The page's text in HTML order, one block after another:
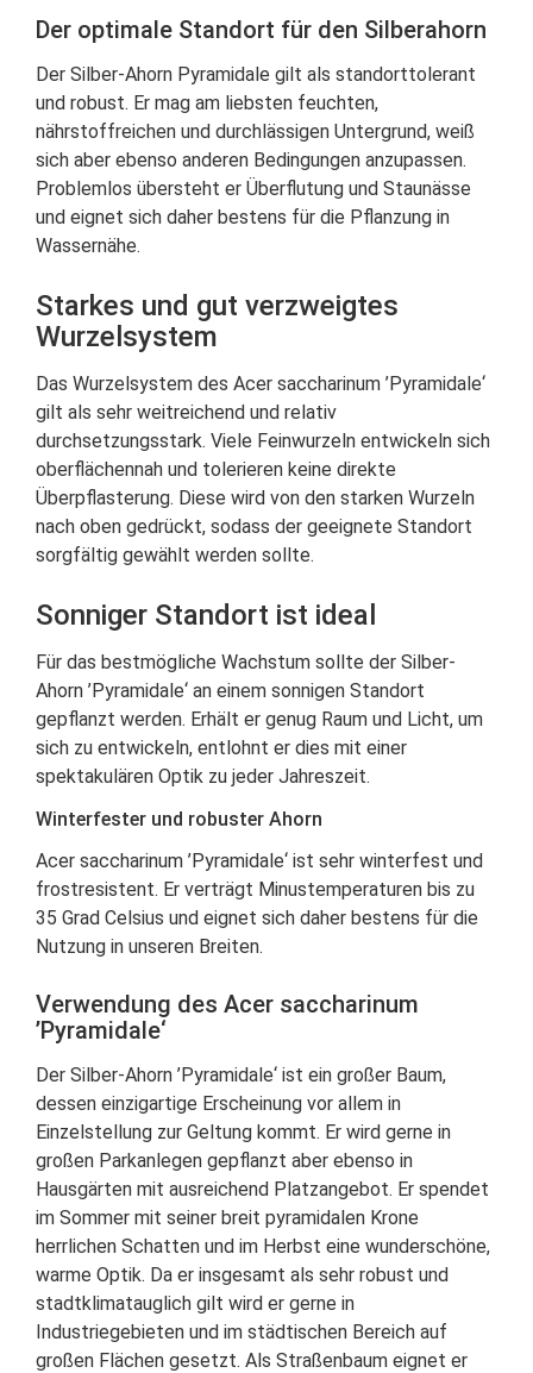
Der optimale Standort für den Silberahorn
Der Silber-Ahorn Pyramidale gilt als standorttolerant
und robust. Er mag am liebsten feuchten,
nährstoffreichen und durchlässigen Untergrund, weiß
sich aber ebenso anderen Bedingungen anzupassen.
Problemlos übersteht er Überflutung und Staunässe
und eignet sich daher bestens für die Pflanzung in
Wassernähe.
Starkes und gut verzweigtes
Wurzelsystem
Das Wurzelsystem des Acer saccharinum ’Pyramidale‘
gilt als sehr weitreichend und relativ
durchsetzungsstark. Viele Feinwurzeln entwickeln sich
oberflächennah und tolerieren keine direkte
Überpflasterung. Diese wird von den starken Wurzeln
nach oben gedrückt, sodass der geeignete Standort
sorgfältig gewählt werden sollte.
Sonniger Standort ist ideal
Für das bestmögliche Wachstum sollte der Silber-
Ahorn ’Pyramidale‘ an einem sonnigen Standort
gepflanzt werden. Erhält er genug Raum und Licht, um
sich zu entwickeln, entlohnt er dies mit einer
spektakulären Optik zu jeder Jahreszeit.
Winterfester und robuster Ahorn
Acer saccharinum ’Pyramidale‘ ist sehr winterfest und
frostresistent. Er verträgt Minustemperaturen bis zu
35 Grad Celsius und eignet sich daher bestens für die
Nutzung in unseren Breiten.
Verwendung des Acer saccharinum
’Pyramidale‘
Der Silber-Ahorn ’Pyramidale‘ ist ein großer Baum,
dessen einzigartige Erscheinung vor allem in
Einzelstellung zur Geltung kommt. Er wird gerne in
großen Parkanlegen gepflanzt aber ebenso in
Hausgärten mit ausreichend Platzangebot. Er spendet
im Sommer mit seiner breit pyramidalen Krone
herrlichen Schatten und im Herbst eine wunderschöne,
warme Optik. Da er insgesamt als sehr robust und
stadtklimatauglich gilt wird er gerne in
Industriegebieten und im städtischen Bereich auf
großen Flächen gesetzt. Als Straßenbaum eignet er